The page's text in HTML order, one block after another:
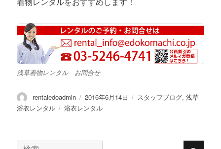
着物レンタルをおすすめします！
浅草着物レンタル お問合せ
投
稿
rentaledoadmin
投
稿
2016年6月14日
カ
スタッフブログ,浅草
浴衣レンタル
タ
浴衣レンタル
検 検